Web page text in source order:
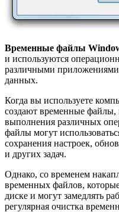
Временные файлы
и используются
различными
данных.
Когда вы используете
создают временные файлы,
выполнения различных
файлы могут
сохранения настроек,
и других задач.
Однако, со временем
временных файлов,
диске и могут замедлять
регулярная очистка